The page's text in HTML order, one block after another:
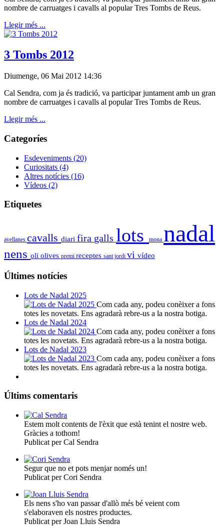
nombre de carruatges i cavalls al popular Tres Tombs de Reus.
Llegir més ...
3 Tombs 2012
Diumenge, 06 Mai 2012 14:36
Cal Sendra, com ja és tradició, va participar juntament amb un gran
nombre de carruatges i cavalls al popular Tres Tombs de Reus.
Llegir més ...
Categoríes
Esdeveniments (20)
Curiositats (4)
Altres notícies (16)
Vídeos (2)
Etiquetes
avellanes cavalls diari fira galls lots mona nadal
nens oli olives premi receptes sant jordi vi vídeo
Últimes notícies
Lots de Nadal 2025
Com cada any, podeu conèixer a fons
totes les novetats. Ens agradarà rebre-us a la nostra botiga.
Lots de Nadal 2024
Com cada any, podeu conèixer a fons
totes les novetats. Ens agradarà rebre-us a la nostra botiga.
Lots de Nadal 2023
Com cada any, podeu conèixer a fons
totes les novetats. Ens agradarà rebre-us a la nostra botiga.
Últims comentaris
Estem molt contents de l'èxit que està tenint el nostre web.
Gràcies a tothom!
Publicat per Cal Sendra
Segur que no et pots menjar només un!
Publicat per Cori Sendra
Els nens s'ho van passar d'allò més bé veient com
s'elaboraven els nostres productes.
Publicat per Joan Lluis Sendra